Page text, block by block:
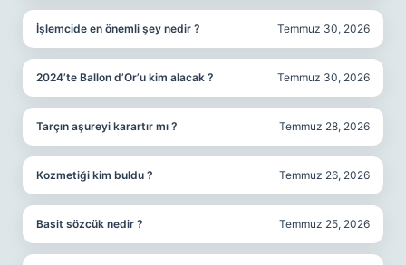
İşlemcide en önemli şey nedir ? Temmuz 30, 2026
2024’te Ballon d’Or’u kim alacak ? Temmuz 30, 2026
Tarçın aşureyi karartır mı ? Temmuz 28, 2026
Kozmetiği kim buldu ? Temmuz 26, 2026
Basit sözcük nedir ? Temmuz 25, 2026